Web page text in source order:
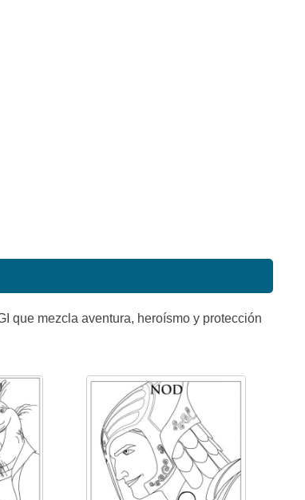
que mezcla aventura, heroísmo y protección